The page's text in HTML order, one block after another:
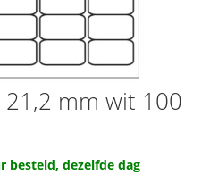
mm wit 100
besteld, dezelfde dag